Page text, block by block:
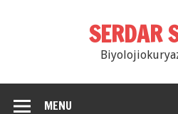
SERDAR
MENU